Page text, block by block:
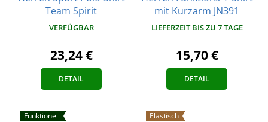
Team Spirit
VERFÜGBAR
23,24 €
DETAIL
mit Kurzarm JN391
LIEFERZEIT BIS ZU 7 TAGE
15,70 €
DETAIL
Funktionell
Elastisch